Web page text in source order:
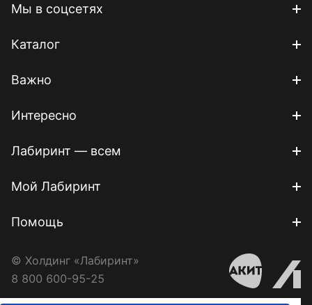
Мы в соцсетях
Каталог
Важно
Интересно
Лабиринт — всем
Мой Лабиринт
Помощь
© Холдинг «Лабиринт»
8 800 600-95-25